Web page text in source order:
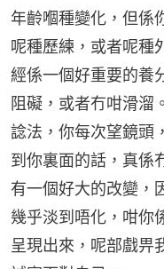
年齡嗰種變化，但係
呢種歷練，或者呢種
經係一個好重要的養
阻礙，或者冇咁滑溜
諗法，你每次望鏡頭
到你裏面的話，真係
有一個好大的改變，
幾乎淡到唔化，咁你
呈現出來，呢部戲畀